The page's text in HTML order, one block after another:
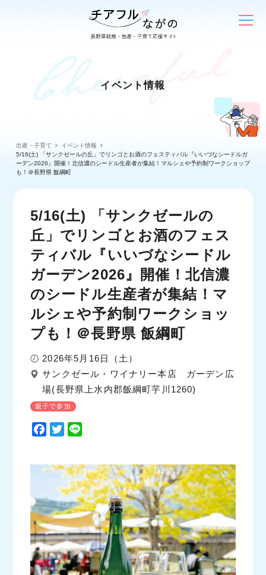
イベント情報
出産・子育て
イベント情報
5/16(土) 「サンクゼールの丘」でリンゴとお酒のフェスティバル『いいづなシードルガ
ーデン2026』開催！北信濃のシードル生産者が集結！マルシェや予約制ワークショップ
も！＠長野県 飯綱町
5/16(土) 「サンクゼールの
丘」でリンゴとお酒のフェス
ティバル『いいづなシードル
ガーデン2026』開催！北信濃
のシードル生産者が集結！マ
ルシェや予約制ワークショッ
プも！＠長野県 飯綱町
2026年5月16日（土）
サンクゼール・ワイナリー本店 ガーデン広
場(長野県上水内郡飯綱町芋川1260)
親子で参加
F
e
o
o
k
T
t
t
e
r
e